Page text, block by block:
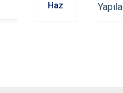
Haz